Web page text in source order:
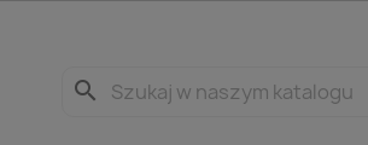
search